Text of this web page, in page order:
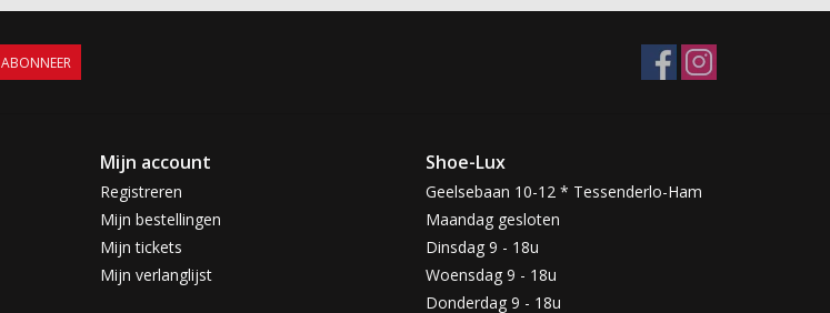
ABONNEER
Mijn account
Registreren
Mijn bestellingen
Mijn tickets
Mijn verlanglijst
Shoe-Lux
Geelsebaan 10-12 * Tessenderlo-Ham
Maandag gesloten
Dinsdag 9 - 18u
Woensdag 9 - 18u
Donderdag 9 - 18u